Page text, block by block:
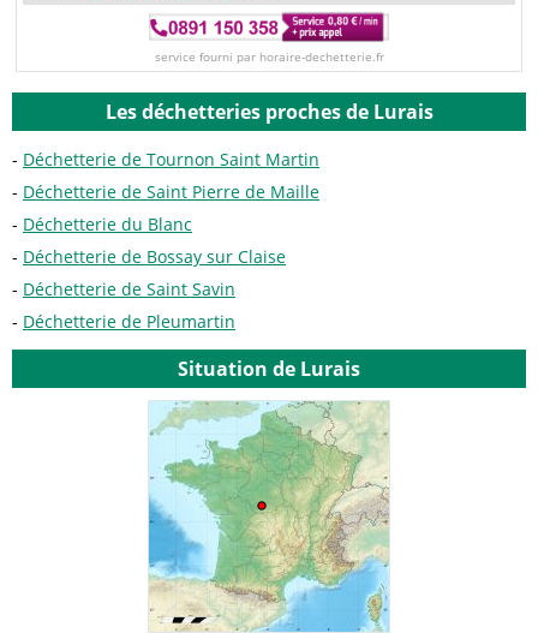
service fourni par horaire-dechetterie.fr
Les déchetteries proches de Lurais
Déchetterie de Tournon Saint Martin
Déchetterie de Saint Pierre de Maille
Déchetterie du Blanc
Déchetterie de Bossay sur Claise
Déchetterie de Saint Savin
Déchetterie de Pleumartin
Situation de Lurais